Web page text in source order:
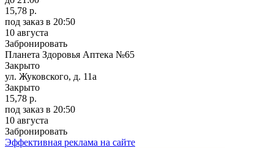
15,78 р.
под заказ в 20:50
10 августа
Забронировать
Планета Здоровья Аптека №65
Закрыто
ул. Жуковского, д. 11а
Закрыто
15,78 р.
под заказ в 20:50
10 августа
Забронировать
Эффективная реклама на сайте